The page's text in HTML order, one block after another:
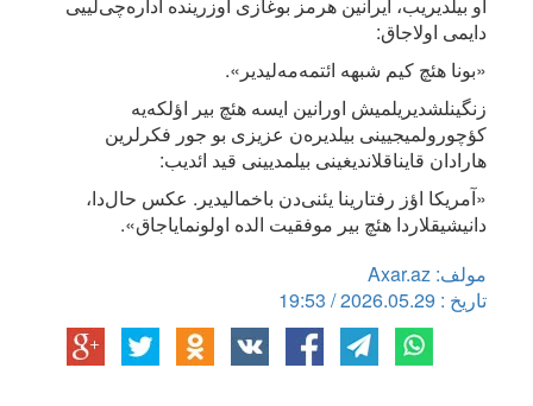
او بیلدیریب، ایرانین هرمز بوغازی اوزرینده اداره‌چی‌لییی
دایمی اولاجاق:
«بونا هئچ کیم شبهه ائتمه‌مه‌لیدیر».
زنگینلشدیریلمیش اورانین ایسه هئچ بیر اؤلکه‌یه
کؤچورولمیجیینی بیلدیره‌ن عزیزی بو جور فکرلرین
هارادان قایناقلاندیغینی بیلمدیینی قید ائدیب:
«آمریکا اؤز رفتارینا یئنی‌دن باخمالیدیر. عکس حال‌دا،
دانیشیقلاردا هئچ بیر موفقیت الده اولونمایاجاق».
مولف: Axar.az
تاریخ : 2026.05.29 / 19:53